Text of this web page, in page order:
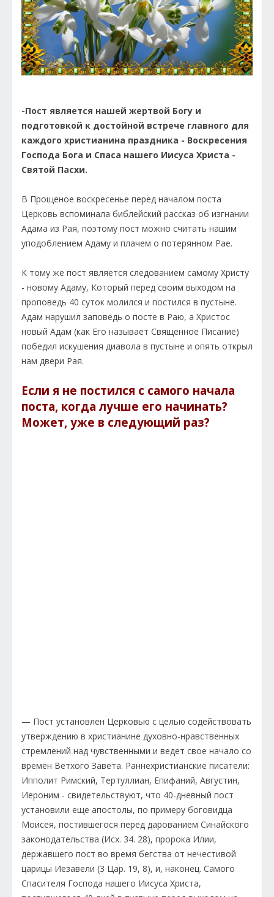
-Пост является нашей жертвой Богу и
подготовкой к достойной встрече главного для
каждого христианина праздника - Воскресения
Господа Бога и Спаса нашего Иисуса Христа -
Святой Пасхи.
В Прощеное воскресенье перед началом поста
Церковь вспоминала библейский рассказ об изгнании
Адама из Рая, поэтому пост можно считать нашим
уподоблением Адаму и плачем о потерянном Рае.
К тому же пост является следованием самому Христу
- новому Адаму, Который перед своим выходом на
проповедь 40 суток молился и постился в пустыне.
Адам нарушил заповедь о посте в Раю, а Христос
новый Адам (как Его называет Священное Писание)
победил искушения диавола в пустыне и опять открыл
нам двери Рая.
Если я не постился с самого начала
поста, когда лучше его начинать?
Может, уже в следующий раз?
— Пост установлен Церковью с целью содействовать
утверждению в христианине духовно-нравственных
стремлений над чувственными и ведет свое начало со
времен Ветхого Завета. Раннехристианские писатели:
Ипполит Римский, Тертуллиан, Епифаний, Августин,
Иероним - свидетельствуют, что 40-дневный пост
установили еще апостолы, по примеру боговидца
Моисея, постившегося перед дарованием Синайского
законодательства (Исх. 34. 28), пророка Илии,
державшего пост во время бегства от нечестивой
царицы Иезавели (3 Цар. 19, 8), и, наконец. Самого
Спасителя Господа нашего Иисуса Христа,